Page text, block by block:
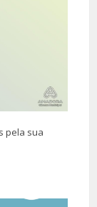
pela sua